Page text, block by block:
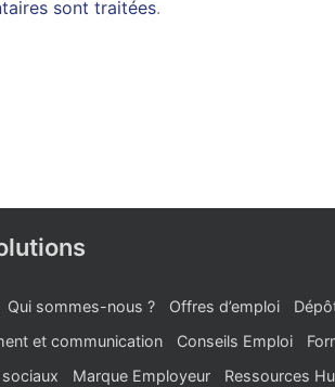
sont traitées.
Qui sommes-nous ? Offres d’emploi
et communication
Conseils Emploi
Marque Employeur Ressources